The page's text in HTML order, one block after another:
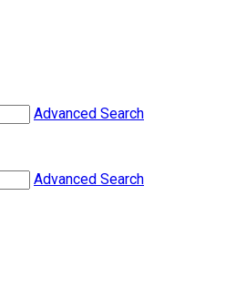
Advanced Search
Advanced Search